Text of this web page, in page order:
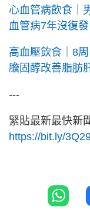
心血管病飲食｜
血管病7年沒復發
高血壓飲食｜8
膽固醇改善脂肪
---
緊貼最新最快新
https://bit.ly/